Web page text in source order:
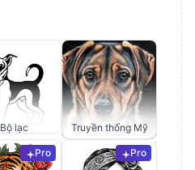
Bộ lạc Truyền thống Mỹ
Pro Pro